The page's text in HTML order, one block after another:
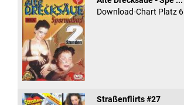
Download-Chart Platz 6
Straßenflirts #27